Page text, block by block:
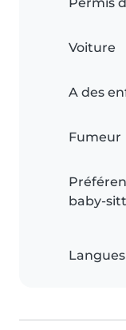
Voiture
A des
Fumeur
baby-